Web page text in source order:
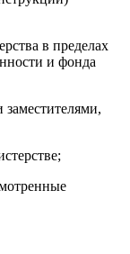
в пределах
и фонда
заместителями,